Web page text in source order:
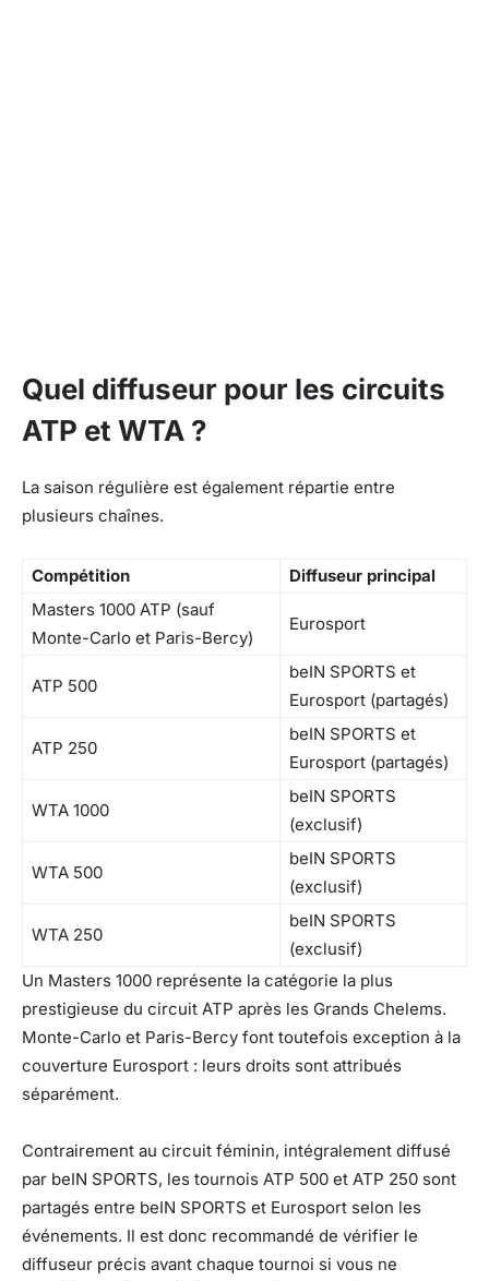
Quel diffuseur pour les circuits
ATP et WTA ?
La saison régulière est également répartie entre
plusieurs chaînes.
Compétition
Diffuseur principal
Masters 1000 ATP (sauf
Monte-Carlo et Paris-Bercy)
Eurosport
ATP 500
beIN SPORTS et
Eurosport (partagés)
ATP 250
beIN SPORTS et
Eurosport (partagés)
WTA 1000
beIN SPORTS
(exclusif)
WTA 500
beIN SPORTS
(exclusif)
WTA 250
beIN SPORTS
(exclusif)
Un Masters 1000 représente la catégorie la plus
prestigieuse du circuit ATP après les Grands Chelems.
Monte-Carlo et Paris-Bercy font toutefois exception à la
couverture Eurosport : leurs droits sont attribués
séparément.
Contrairement au circuit féminin, intégralement diffusé
par beIN SPORTS, les tournois ATP 500 et ATP 250 sont
partagés entre beIN SPORTS et Eurosport selon les
événements. Il est donc recommandé de vérifier le
diffuseur précis avant chaque tournoi si vous ne